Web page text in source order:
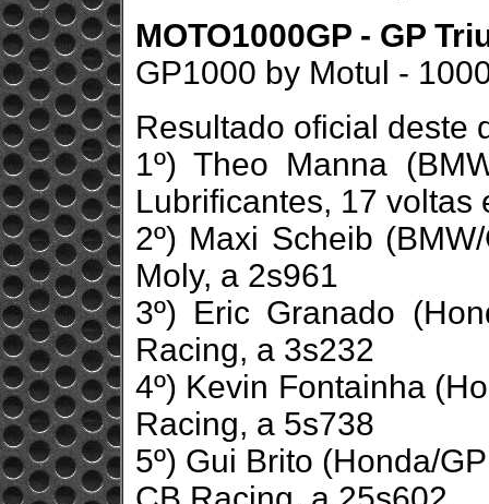
MOTO1000GP - GP
GP1000 by Motul -
Resultado oficial deste
1º) Theo Manna
Lubrificantes, 17 voltas
2º) Maxi Scheib
Moly, a 2s961
3º) Eric Granado
Racing, a 3s232
4º) Kevin Fontainha
Racing, a 5s738
5º) Gui Brito (Honda/